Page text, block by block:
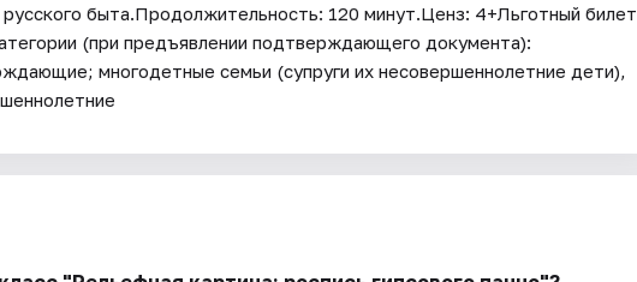
быта.Продолжительность: 120 минут.Ценз: 4+Льготный билет
(при предъявлении подтверждающего документа):
многодетные семьи (супруги их несовершеннолетние дети),